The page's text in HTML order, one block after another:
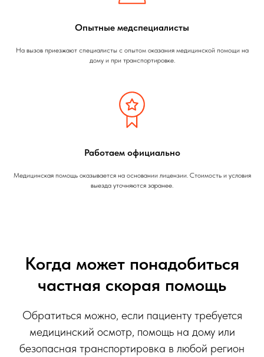
Опытные медспециалисты
На вызов приезжают специалисты с опытом оказания медицинской помощи на
дому и при транспортировке.
Работаем официально
Медицинская помощь оказывается на основании лицензии. Стоимость и условия
выезда уточняются заранее.
Когда может понадобиться
частная скорая помощь
Обратиться можно, если пациенту требуется
медицинский осмотр, помощь на дому или
безопасная транспортировка в любой регион